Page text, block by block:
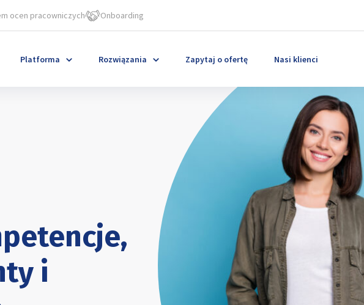
ocen pracowniczych Onboarding
Platforma Rozwiązania Zapytaj o ofertę Nasi klienci
i